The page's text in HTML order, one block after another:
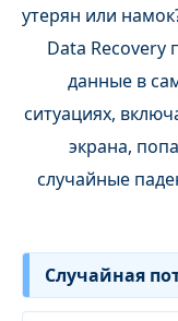
утерян или
Data Recovery
данные в
ситуациях,
экрана,
случайные
Случайная